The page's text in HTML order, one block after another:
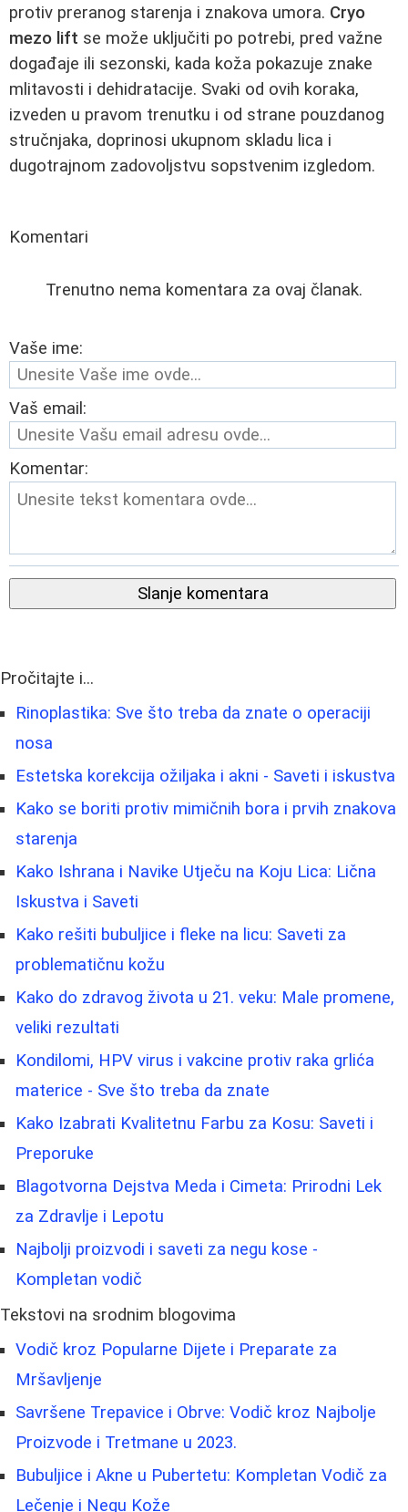
protiv preranog starenja i znakova umora. Cryo
mezo lift se može uključiti po potrebi, pred važne
događaje ili sezonski, kada koža pokazuje znake
mlitavosti i dehidratacije. Svaki od ovih koraka,
izveden u pravom trenutku i od strane pouzdanog
stručnjaka, doprinosi ukupnom skladu lica i
dugotrajnom zadovoljstvu sopstvenim izgledom.
Komentari
Trenutno nema komentara za ovaj članak.
Vaše ime:
Vaš email:
Komentar:
Slanje komentara
Pročitajte i...
Rinoplastika: Sve što treba da znate o operaciji
nosa
Estetska korekcija ožiljaka i akni - Saveti i iskustva
Kako se boriti protiv mimičnih bora i prvih znakova
starenja
Kako Ishrana i Navike Utječu na Koju Lica: Lična
Iskustva i Saveti
Kako rešiti bubuljice i fleke na licu: Saveti za
problematičnu kožu
Kako do zdravog života u 21. veku: Male promene,
veliki rezultati
Kondilomi, HPV virus i vakcine protiv raka grlića
materice - Sve što treba da znate
Kako Izabrati Kvalitetnu Farbu za Kosu: Saveti i
Preporuke
Blagotvorna Dejstva Meda i Cimeta: Prirodni Lek
za Zdravlje i Lepotu
Najbolji proizvodi i saveti za negu kose -
Kompletan vodič
Tekstovi na srodnim blogovima
Vodič kroz Popularne Dijete i Preparate za
Mršavljenje
Savršene Trepavice i Obrve: Vodič kroz Najbolje
Proizvode i Tretmane u 2023.
Bubuljice i Akne u Pubertetu: Kompletan Vodič za
Lečenje i Negu Kože